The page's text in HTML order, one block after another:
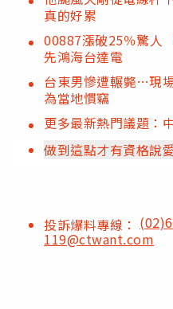
真的好累
00887漲破25％驚人
先鴻海台達電
台東男慘遭輾斃…現
為當地慣竊
更多最新熱門議題：
做到這點才有資格說
投訴爆料專線：
119@ctwant.com